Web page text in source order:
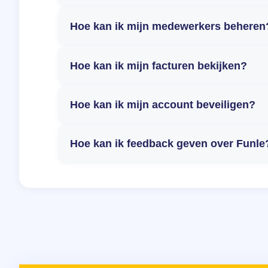
Hoe kan ik mijn medewerkers
Hoe kan ik mijn facturen bekijken?
Hoe kan ik mijn account beveiligen?
Hoe kan ik feedback geven over